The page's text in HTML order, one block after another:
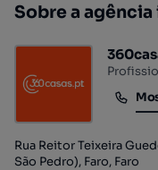
Sobre a
Rua Reitor Teixeira
São Pedro), Faro, Faro